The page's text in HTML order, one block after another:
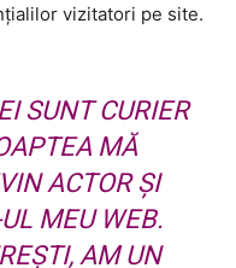
vizitatori pe site.
SUNT CURIER
MĂ
ACTOR ȘI
MEU WEB.
AM UN